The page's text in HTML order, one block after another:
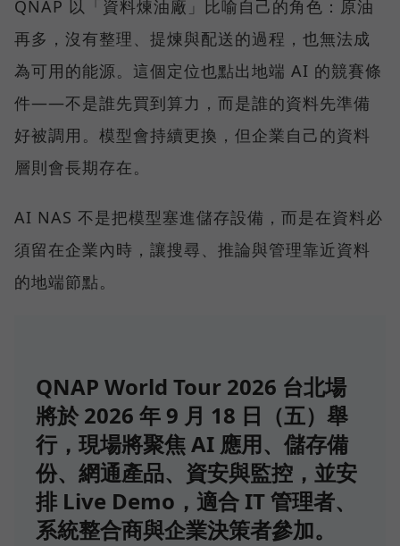
QNAP 以「資料煉油廠」比喻自己的角色：原油
再多，沒有整理、提煉與配送的過程，也無法成
為可用的能源。這個定位也點出地端 AI 的競賽條
件——不是誰先買到算力，而是誰的資料先準備
好被調用。模型會持續更換，但企業自己的資料
層則會長期存在。
AI NAS 不是把模型塞進儲存設備，而是在資料必
須留在企業內時，讓搜尋、推論與管理靠近資料
的地端節點。
QNAP World Tour 2026 台北場
將於 2026 年 9 月 18 日（五）舉
行，現場將聚焦 AI 應用、儲存備
份、網通產品、資安與監控，並安
排 Live Demo，適合 IT 管理者、
系統整合商與企業決策者參加。